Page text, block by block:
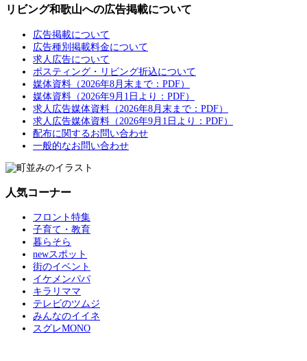
リビング和歌山への広告掲載について
広告掲載について
広告種別掲載料金について
求人広告について
ポスティング・リビング折込について
媒体資料（2026年8月末まで：PDF）
媒体資料（2026年9月1日より：PDF）
求人広告媒体資料（2026年8月末まで：PDF）
求人広告媒体資料（2026年9月1日より：PDF）
配布に関するお問い合わせ
一般的なお問い合わせ
人気コーナー
フロント特集
子育て・教育
暮らそら
newスポット
街のイベント
イケメンパパ
キラリママ
テレビのツムジ
みんなのイイネ
スグレMONO